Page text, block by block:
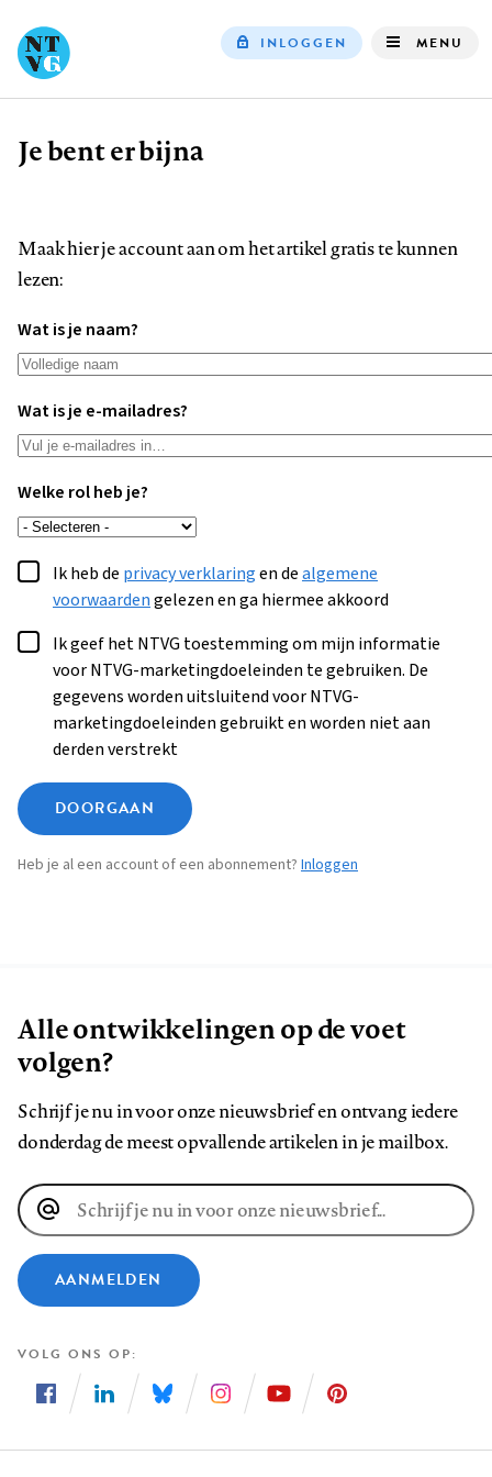
INLOGGEN MENU
Kruimelpad
Je bent er bijna
Maak hier je account aan om het artikel gratis te kunnen
lezen:
Wat is je naam?
Wat is je e-mailadres?
Welke rol heb je?
Ik heb de privacy verklaringen dealgemene
voorwaardengelezen en ga hiermee akkoord
Ik geef het NTVG toestemming om mijn informatie
voor NTVG-marketingdoeleinden te gebruiken. De
gegevens worden uitsluitend voor NTVG-
marketingdoeleinden gebruikt en worden niet aan
derden verstrekt
DOORGAAN
Heb je al een account of een abonnement? Inloggen
Alle ontwikkelingen op de voet
volgen?
Schrijf je nu in voor onze nieuwsbrief en ontvang iedere
donderdag de meest opvallende artikelen in je mailbox.
E-
mailadres
AANMELDEN
VOLG ONS OP
ons
ons
ons
ons
ons
ons